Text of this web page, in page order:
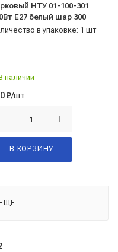
НТУ 01-100-301
E27 белый шар 300
в упаковке: 1 шт
наличии
₽/шт
В КОРЗИНУ